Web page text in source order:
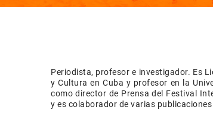
Periodista, profesor e investigador. Es
y Cultura en Cuba y profesor en la
como director de Prensa del Festival
y es colaborador de varias